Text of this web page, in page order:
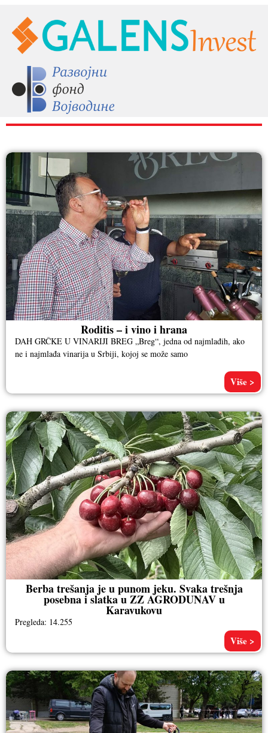
RAZNO
Roditis – i vino i hrana
DAH GRČKE U VINARIJI BREG „Breg“, jedna od najmlađih, ako
ne i najmlađa vinarija u Srbiji, kojoj se može samo
Više >
Berba trešanja je u punom jeku. Svaka trešnja
posebna i slatka u ZZ AGRODUNAV u
Karavukovu
Pregleda: 14.255
Više >